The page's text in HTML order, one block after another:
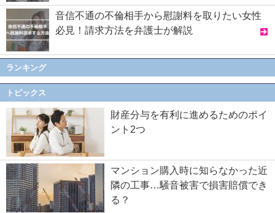
音信不通の不倫相手から慰謝料を取りたい女性
必見！請求方法を弁護士が解説
ランキング
トピックス
財産分与を有利に進めるためのポイ
ント2つ
マンション購入時に知らなかった近
隣の工事…騒音被害で損害賠償でき
る？